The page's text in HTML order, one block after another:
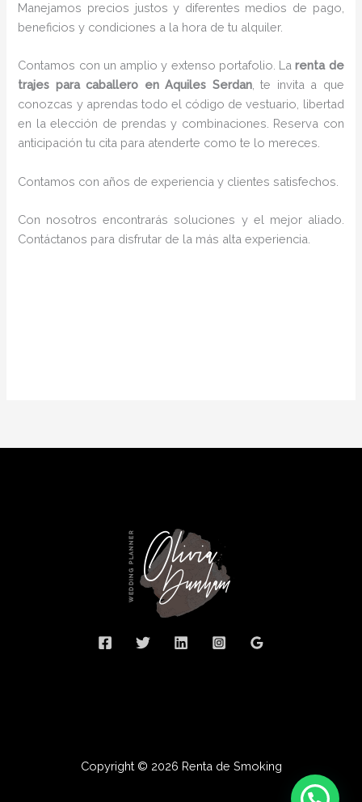
Manejamos precios justos y diferentes medios de pago,
beneficios y condiciones a la hora de tu alquiler.
Contamos con un amplio y extenso portafolio. Larenta de
trajes para caballero en Aquiles Serdan, te invita a que
conozcas y aprendas todo el código de vestuario, libertad
en la elección de prendas y combinaciones. Reserva con
anticipación tu cita para atenderte como te lo mereces.
Contamos con años de experiencia y clientes satisfechos.
Con nosotros encontrarás soluciones y el mejor aliado.
Contáctanos para disfrutar de la más alta experiencia.
Copyright © 2026 Renta de Smoking